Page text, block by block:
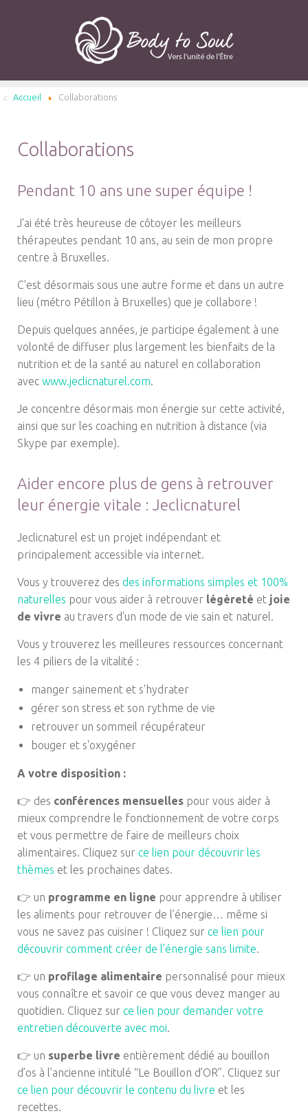
Accueil Collaborations
Collaborations
Pendant 10 ans une super équipe !
J'ai été très heureuse de côtoyer les meilleurs
thérapeutes pendant 10 ans, au sein de mon propre
centre à Bruxelles.
C'est désormais sous une autre forme et dans un autre
lieu (métro Pétillon à Bruxelles) que je collabore !
Depuis quelques années, je participe également à une
volonté de diffuser plus largement les bienfaits de la
nutrition et de la santé au naturel en collaboration
avec www.jeclicnaturel.com.
Je concentre désormais mon énergie sur cette activité,
ainsi que sur les coaching en nutrition à distance (via
Skype par exemple).
Aider encore plus de gens à retrouver
leur énergie vitale : Jeclicnaturel
Jeclicnaturel est un projet indépendant et
principalement accessible via internet.
Vous y trouverez des des informations simples et 100%
naturelles pour vous aider à retrouver légèreté et joie
de vivre au travers d'un mode de vie sain et naturel.
Vous y trouverez les meilleures ressources concernant
les 4 piliers de la vitalité :
manger sainement et s'hydrater
gérer son stress et son rythme de vie
retrouver un sommeil récupérateur
bouger et s'oxygéner
A votre disposition :
👉 des conférences mensuelles pour vous aider à
mieux comprendre le fonctionnement de votre corps
et vous permettre de faire de meilleurs choix
alimentaires. Cliquez sur ce lien pour découvrir les
thèmes et les prochaines dates.
👉 un programme en ligne pour apprendre à utiliser
les aliments pour retrouver de l’énergie… même si
vous ne savez pas cuisiner ! Cliquez sur ce lien pour
découvrir comment créer de l’énergie sans limite.
👉 un profilage alimentaire personnalisé pour mieux
vous connaître et savoir ce que vous devez manger au
quotidien. Cliquez sur ce lien pour demander votre
entretien découverte avec moi.
👉 un superbe livre entièrement dédié au bouillon
d’os à l’ancienne intitulé “Le Bouillon d’OR”. Cliquez sur
ce lien pour découvrir le contenu du livre et les
recettes.